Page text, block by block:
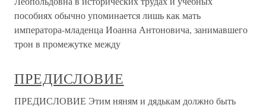
пособиях обычно упоминается лишь как мать
императора-младенца Иоанна Антоновича, занимавшего
трон в промежутке между
ПРЕДИСЛОВИЕ
ПРЕДИСЛОВИЕ Этим няням и дядькам должно быть